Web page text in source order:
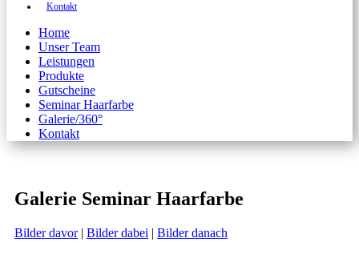
Kontakt
Home
Unser Team
Leistungen
Produkte
Gutscheine
Seminar Haarfarbe
Galerie/360°
Kontakt
Galerie Seminar Haarfarbe
Bilder davor| Bilder dabei | Bilder danach